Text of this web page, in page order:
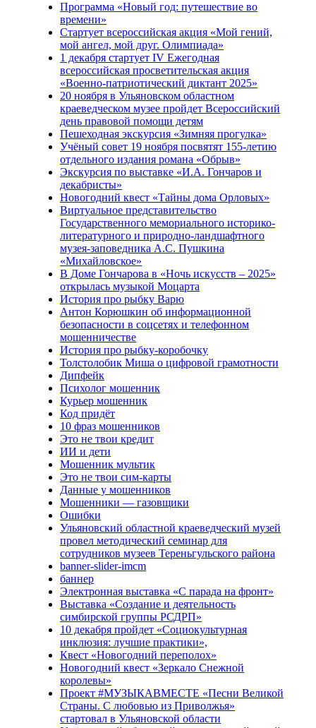
Программа «Новый год: путешествие во
времени»
Стартует всероссийская акция «Мой гений,
мой ангел, мой друг. Олимпиада»
1 декабря стартует IV Ежегодная
всероссийская просветительская акция
«Военно-патриотический диктант 2025»
20 ноября в Ульяновском областном
краеведческом музее пройдет Всероссийский
день правовой помощи детям
Пешеходная экскурсия «Зимняя прогулка»
Учёный совет 19 ноября посвятят 155-летию
отдельного издания романа «Обрыв»
Экскурсия по выставке «И.А. Гончаров и
декабристы»
Новогодний квест «Тайны дома Орловых»
Виртуальное представительство
Государственного мемориального историко-
литературного и природно-ландшафтного
музея-заповедника А.С. Пушкина
«Михайловское»
В Доме Гончарова в «Ночь искусств – 2025»
открылась музыкой Моцарта
История про рыбку Варю
Антон Корюшкин об информационной
безопасности в соцсетях и телефонном
мошенничестве
История про рыбку-коробочку
Толстолобик Миша о цифровой грамотности
Дипфейк
Психолог мошенник
Курьер мошенник
Код придёт
10 фраз мошенников
Это не твои кредит
ИИ и дети
Мошенник мультик
Это не твои сим-карты
Данные у мошенников
Мошенники — газовщики
Ошибки
Ульяновский областной краеведческий музей
провел методический семинар для
сотрудников музеев Тереньгульского района
banner-slider-imcm
баннер
Электронная выставка «С парада на фронт»
Выставка «Создание и деятельность
симбирской группы РСДРП»
10 декабря пройдет «Социокультурная
инклюзия: лучшие практики»,
Квест «Новогодний переполох»
Новогодний квест «Зеркало Снежной
королевы»
Проект #МУЗЫКАВМЕСТЕ «Песни Великой
Страны. С любовью из Приволжья»
стартовал в Ульяновской области